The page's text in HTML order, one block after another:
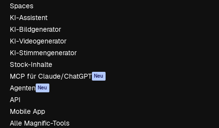
Spaces
KI-Assistent
KI-Bildgenerator
KI-Videogenerator
KI-Stimmengenerator
Stock-Inhalte
MCP für Claude/ChatGPT Neu
Agenten Neu
API
Mobile App
Alle Magnific-Tools